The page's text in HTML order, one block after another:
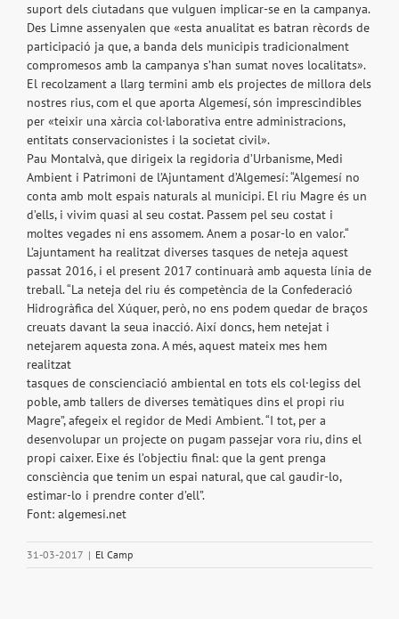
suport dels ciutadans que vulguen implicar-se en la campanya.
Des Limne assenyalen que «esta anualitat es batran rècords de
participació ja que, a banda dels municipis tradicionalment
compromesos amb la campanya s’han sumat noves localitats».
El recolzament a llarg termini amb els projectes de millora dels
nostres rius, com el que aporta Algemesí, són imprescindibles
per «teixir una xàrcia col·laborativa entre administracions,
entitats conservacionistes i la societat civil».
Pau Montalvà, que dirigeix la regidoria d’Urbanisme, Medi
Ambient i Patrimoni de l’Ajuntament d’Algemesí: “Algemesí no
conta amb molt espais naturals al municipi. El riu Magre és un
d’ells, i vivim quasi al seu costat. Passem pel seu costat i
moltes vegades ni ens assomem. Anem a posar-lo en valor.“
L’ajuntament ha realitzat diverses tasques de neteja aquest
passat 2016, i el present 2017 continuarà amb aquesta línia de
treball. “La neteja del riu és competència de la Confederació
Hidrogràfica del Xúquer, però, no ens podem quedar de braços
creuats davant la seua inacció. Així doncs, hem netejat i
netejarem aquesta zona. A més, aquest mateix mes hem
realitzat
tasques de conscienciació ambiental en tots els col·legiss del
poble, amb tallers de diverses temàtiques dins el propi riu
Magre”, afegeix el regidor de Medi Ambient. “I tot, per a
desenvolupar un projecte on pugam passejar vora riu, dins el
propi caixer. Eixe és l’objectiu final: que la gent prenga
consciència que tenim un espai natural, que cal gaudir-lo,
estimar-lo i prendre conter d’ell”.
Font: algemesi.net
31-03-2017 | El Camp